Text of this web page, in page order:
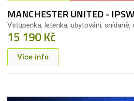
MANCHESTER UNITED -
Vstupenka, letenka, ubytování,
15 190 Kč
Více info